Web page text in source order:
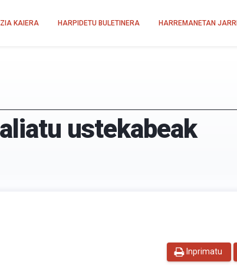
KAIERA HARPIDETU BULETINERA HARREMANETAN JARRI
ustekabeak
Inprimatu